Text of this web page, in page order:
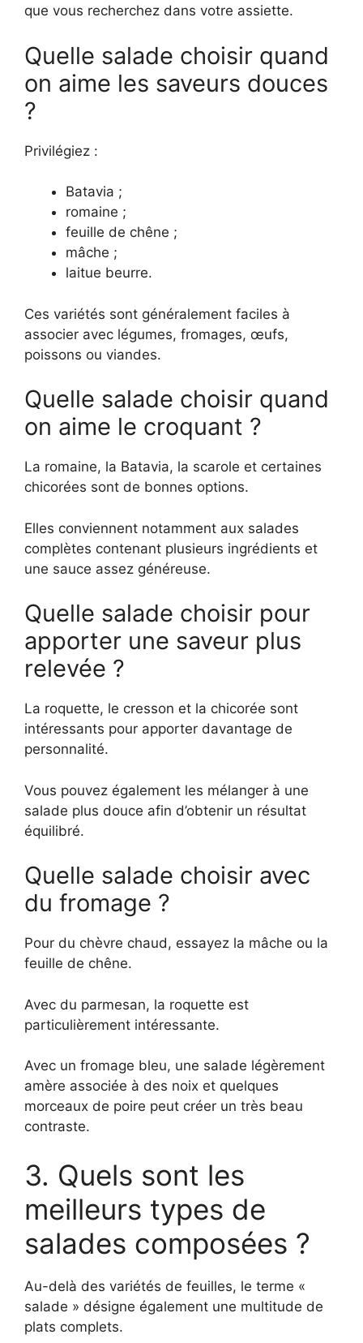
que vous recherchez dans votre assiette.
Quelle salade choisir quand
on aime les saveurs douces
?
Privilégiez :
Batavia ;
romaine ;
feuille de chêne ;
mâche ;
laitue beurre.
Ces variétés sont généralement faciles à
associer avec légumes, fromages, œufs,
poissons ou viandes.
Quelle salade choisir quand
on aime le croquant ?
La romaine, la Batavia, la scarole et certaines
chicorées sont de bonnes options.
Elles conviennent notamment aux salades
complètes contenant plusieurs ingrédients et
une sauce assez généreuse.
Quelle salade choisir pour
apporter une saveur plus
relevée ?
La roquette, le cresson et la chicorée sont
intéressants pour apporter davantage de
personnalité.
Vous pouvez également les mélanger à une
salade plus douce afin d’obtenir un résultat
équilibré.
Quelle salade choisir avec
du fromage ?
Pour du chèvre chaud, essayez la mâche ou la
feuille de chêne.
Avec du parmesan, la roquette est
particulièrement intéressante.
Avec un fromage bleu, une salade légèrement
amère associée à des noix et quelques
morceaux de poire peut créer un très beau
contraste.
3. Quels sont les
meilleurs types de
salades composées ?
Au-delà des variétés de feuilles, le terme «
salade » désigne également une multitude de
plats complets.